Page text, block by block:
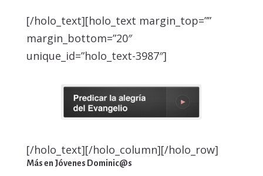
[/holo_text][holo_text margin_top=””
margin_bottom=”20″
unique_id=”holo_text-3987″]
[/holo_text][/holo_column][/holo_row]
Más en Jóvenes Dominic@s